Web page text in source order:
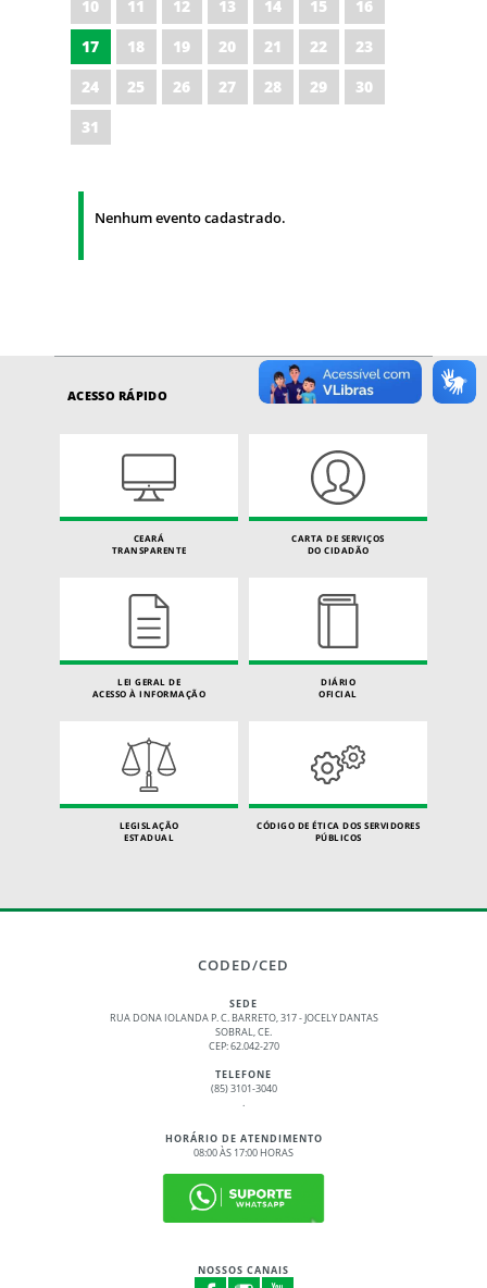
10
11 12 13 14 15
16
17
18 19 20 21 22
23
24
25 26 27 28 29
30
31
Nenhum evento cadastrado.
ACESSO RÁPIDO
CEARÁ
TRANSPARENTE
CARTA DE SERVIÇOS
DO CIDADÃO
LEI GERAL DE
ACESSO À INFORMAÇÃO
DIÁRIO
OFICIAL
LEGISLAÇÃO
ESTADUAL
CÓDIGO DE ÉTICA DOS SERVIDORES
PÚBLICOS
CODED/CED
SEDE
RUA DONA IOLANDA P. C. BARRETO, 317 - JOCELY DANTAS
SOBRAL, CE.
CEP: 62.042-270
TELEFONE
(85) 3101-3040
.
HORÁRIO DE ATENDIMENTO
08:00 ÀS 17:00 HORAS
NOSSOS CANAIS